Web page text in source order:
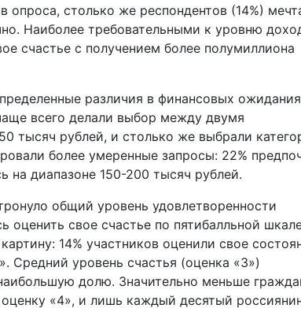
опроса, столько же респондентов (14%)
Наиболее требовательными к уровню
счастье с получением более полумиллиона
различия в финансовых
всего делали выбор между двумя
тысяч рублей, и столько же выбрали
более умеренные запросы: 22%
на диапазоне 150-200 тысяч рублей.
общий уровень удовлетворенности
оценить свое счастье по пятибалльной
14% участников оценили свое
Средний уровень счастья (оценка «3»)
долю. Значительно меньше
«4», и лишь каждый десятый